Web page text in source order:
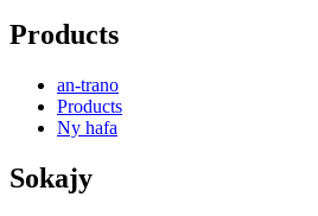
Products
an-trano
Products
Ny hafa
Sokajy